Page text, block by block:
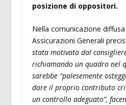
posizione di oppositori.
Nella comunicazione
Assicurazioni Generali
stata motivata dal
richiamando un quadro nel
sarebbe “palesemente
dare il proprio contributo
un controllo adeguato”,